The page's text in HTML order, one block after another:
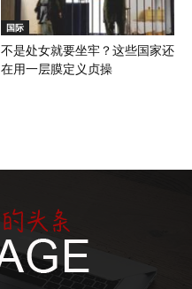
国际
不是处女就要坐牢？这些国家还
在用一层膜定义贞操